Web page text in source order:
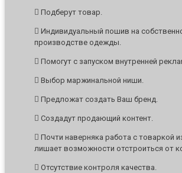
Подберут товар.
Индивидуальный пошив на
производстве одежды.
Помогут с запуском внутренней
Выбор маржинальной ниши.
Предложат создать Ваш бренд.
Создадут продающий контент.
Почти наверняка работа с товаркой
лишает возможности отстроиться от
Отсутствие контроля качества.